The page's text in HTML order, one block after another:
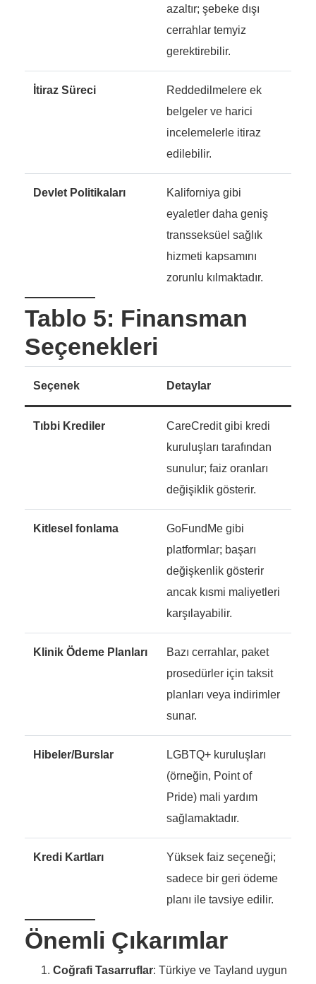
azaltır; şebeke dışı
cerrahlar temyiz
gerektirebilir.
İtiraz Süreci
Reddedilmelere ek
belgeler ve harici
incelemelerle itiraz
edilebilir.
Devlet Politikaları
Kaliforniya gibi
eyaletler daha geniş
transseksüel sağlık
hizmeti kapsamını
zorunlu kılmaktadır.
Tablo 5: Finansman
Seçenekleri
Seçenek Detaylar
Tıbbi Krediler
CareCredit gibi kredi
kuruluşları tarafından
sunulur; faiz oranları
değişiklik gösterir.
Kitlesel fonlama
GoFundMe gibi
platformlar; başarı
değişkenlik gösterir
ancak kısmi maliyetleri
karşılayabilir.
Klinik Ödeme Planları
Bazı cerrahlar, paket
prosedürler için taksit
planları veya indirimler
sunar.
Hibeler/Burslar
LGBTQ+ kuruluşları
(örneğin, Point of
Pride) mali yardım
sağlamaktadır.
Kredi Kartları
Yüksek faiz seçeneği;
sadece bir geri ödeme
planı ile tavsiye edilir.
Önemli Çıkarımlar
Coğrafi Tasarruflar: Türkiye ve Tayland uygun